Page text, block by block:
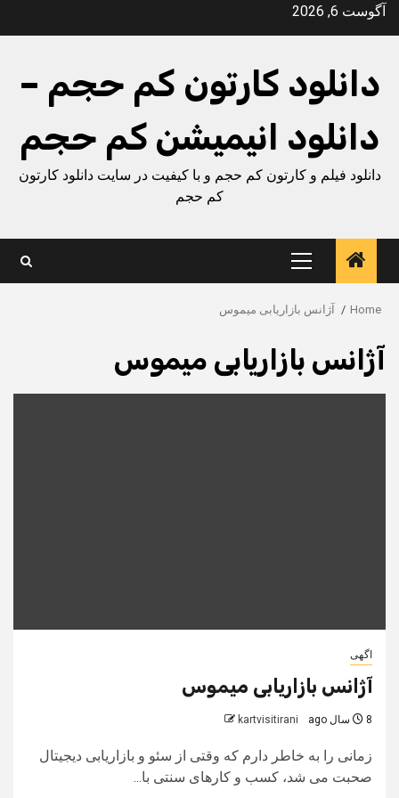
Skipآگوست 6, 2026
دانلود کارتون کم حجم –
دانلود انیمیشن کم حجم
دانلود فیلم و کارتون کم حجم و با کیفیت در سایت دانلود کارتون
کم حجم
Primary
Menu
Home آژانس بازاریابی میموس
آژانس بازاریابی میموس
اگهی
آژانس بازاریابی میموس
8 سال ago kartvisitirani
زمانی را به خاطر دارم که وقتی از سئو و بازاریابی دیجیتال
صحبت می‌ شد، کسب و کارهای سنتی با...